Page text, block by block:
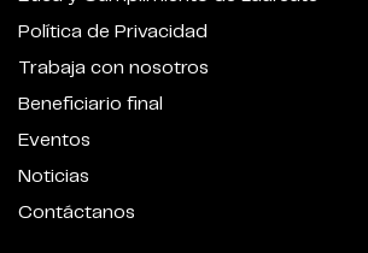
Política de Privacidad
Trabaja con nosotros
Beneficiario final
Eventos
Noticias
Contáctanos